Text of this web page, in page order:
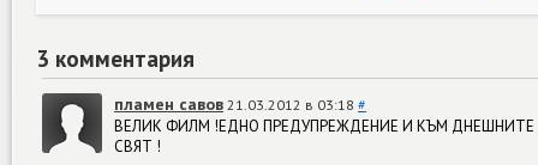
3 комментария
пламен савов 21.03.2012 в 03:18 #
ВЕЛИК ФИЛМ !ЕДНО ПРЕДУПРЕЖДЕНИЕ И КЪМ ДНЕШНИТЕ
СВЯТ !